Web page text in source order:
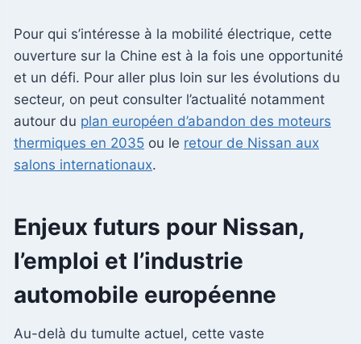
Pour qui s’intéresse à la mobilité électrique, cette
ouverture sur la Chine est à la fois une opportunité
et un défi. Pour aller plus loin sur les évolutions du
secteur, on peut consulter l’actualité notamment
autour du plan européen d’abandon des moteurs
thermiques en 2035 ou le retour de Nissan aux
salons internationaux.
Enjeux futurs pour Nissan,
l’emploi et l’industrie
automobile européenne
Au-delà du tumulte actuel, cette vaste